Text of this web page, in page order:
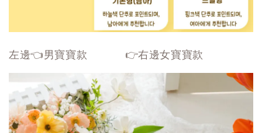
左邊👈男寶寶款 👉右邊女寶寶款